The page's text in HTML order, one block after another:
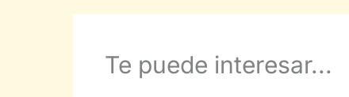
Te puede interesar...